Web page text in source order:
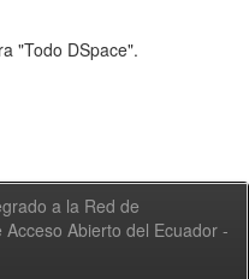
"Todo DSpace".
a la Red de
Acceso Abierto del Ecuador -